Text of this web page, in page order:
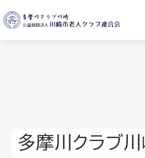
多摩川クラブ